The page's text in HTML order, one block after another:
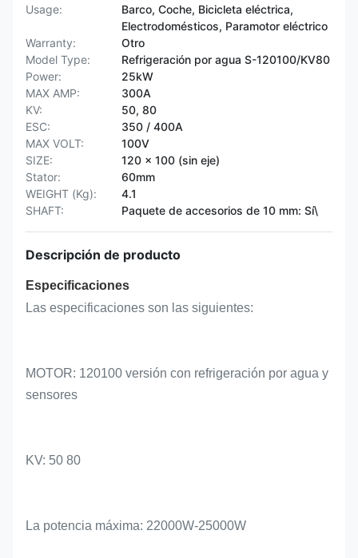
Usage:
Barco, Coche, Bicicleta eléctrica,
Electrodomésticos, Paramotor eléctrico
Warranty:
Otro
Model Type:
Refrigeración por agua S-120100/KV80
Power:
25kW
MAX AMP:
300A
KV:
50, 80
ESC:
350 / 400A
MAX VOLT:
100V
SIZE:
120 x 100 (sin eje)
Stator:
60mm
WEIGHT (Kg):
4.1
SHAFT:
Paquete de accesorios de 10 mm: Sí\
Descripción de producto
Especificaciones
Las especificaciones son las siguientes:
MOTOR: 120100 versión con refrigeración por agua y
sensores
KV: 50 80
La potencia máxima: 22000W-25000W